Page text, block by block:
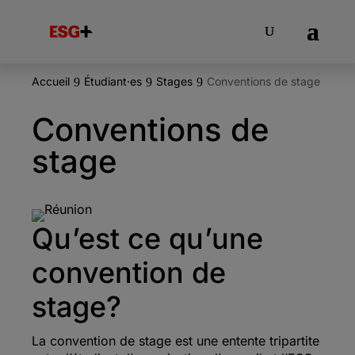
Accueil 9 Étudiant·es 9 Stages 9 Conventions de stage
Conventions de
stage
Qu’est ce qu’une
convention de
stage?
La convention de stage est une entente tripartite